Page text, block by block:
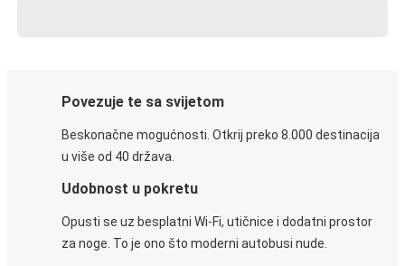
Povezuje te sa svijetom
Beskonačne mogućnosti. Otkrij preko 8.000 destinacija
u više od 40 država.
Udobnost u pokretu
Opusti se uz besplatni Wi-Fi, utičnice i dodatni prostor
za noge. To je ono što moderni autobusi nude.